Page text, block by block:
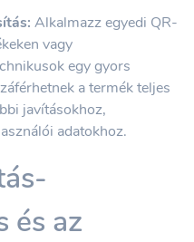
Alkalmazz egyedi QR-
vagy
egy gyors
a termék teljes
javításokhoz,
adatokhoz.
és az